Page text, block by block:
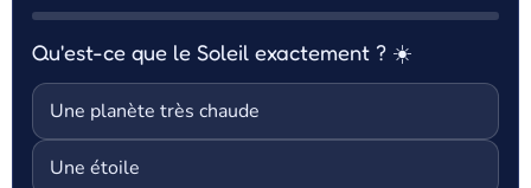
Qu'est-ce que le Soleil exactement ? ☀️
Une planète très chaude
Une étoile